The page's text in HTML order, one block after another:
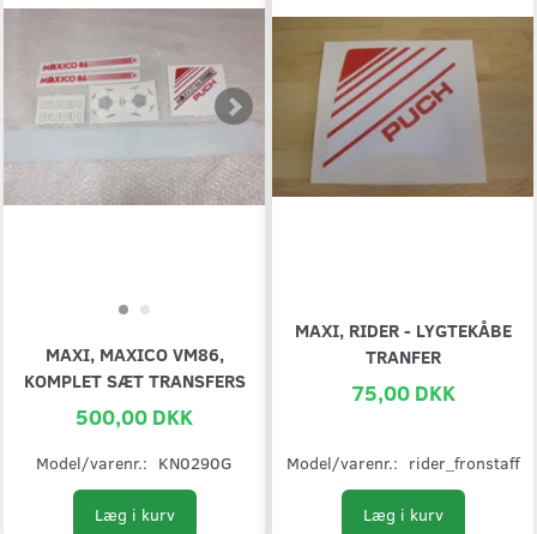
MAXI, MAXICO VM86,
KOMPLET SÆT TRANSFERS
500,00 DKK
Model/varenr.: KN0290G
Læg i kurv
MAXI, RIDER - LYGTEKÅBE
TRANFER
75,00 DKK
Model/varenr.: rider_fronstaff
Læg i kurv